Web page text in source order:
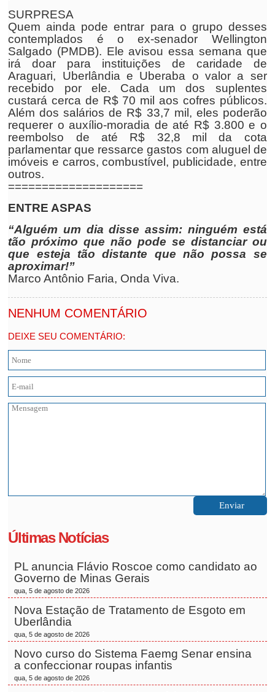
SURPRESA
Quem ainda pode entrar para o grupo desses
contemplados é o ex-senador Wellington
Salgado (PMDB). Ele avisou essa semana que
irá doar para instituições de caridade de
Araguari, Uberlândia e Uberaba o valor a ser
recebido por ele. Cada um dos suplentes
custará cerca de R$ 70 mil aos cofres públicos.
Além dos salários de R$ 33,7 mil, eles poderão
requerer o auxílio-moradia de até R$ 3.800 e o
reembolso de até R$ 32,8 mil da cota
parlamentar que ressarce gastos com aluguel de
imóveis e carros, combustível, publicidade, entre
outros.
====================
ENTRE ASPAS
“Alguém um dia disse assim: ninguém está
tão próximo que não pode se distanciar ou
que esteja tão distante que não possa se
aproximar!”
Marco Antônio Faria, Onda Viva.
NENHUM COMENTÁRIO
DEIXE SEU COMENTÁRIO:
Últimas Notícias
PL anuncia Flávio Roscoe como candidato ao
Governo de Minas Gerais
qua, 5 de agosto de 2026
Nova Estação de Tratamento de Esgoto em
Uberlândia
qua, 5 de agosto de 2026
Novo curso do Sistema Faemg Senar ensina
a confeccionar roupas infantis
qua, 5 de agosto de 2026